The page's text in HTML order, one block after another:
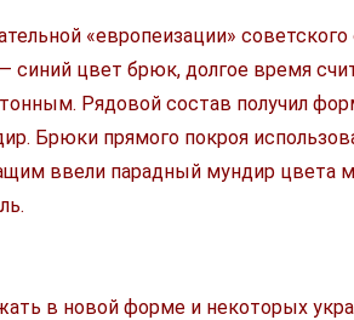
«европеизации»
синий цвет брюк, долгое время
Рядовой состав получил
Брюки прямого покроя
ввели парадный мундир цвета
в новой форме и некоторых